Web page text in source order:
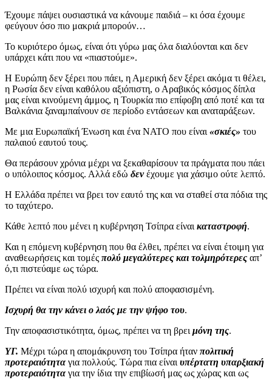
Έχουμε πάψει ουσιαστικά να κάνουμε παιδιά – κι όσα έχουμε
φεύγουν όσο πιο μακριά μπορούν…
Το κυριότερο όμως, είναι ότι γύρω μας όλα διαλύονται και δεν
υπάρχει κάτι που να «πιαστούμε».
Η Ευρώπη δεν ξέρει που πάει, η Αμερική δεν ξέρει ακόμα τι θέλει,
η Ρωσία δεν είναι καθόλου αξιόπιστη, ο Αραβικός κόσμος δίπλα
μας είναι κινούμενη άμμος, η Τουρκία πιο επίφοβη από ποτέ και τα
Βαλκάνια ξαναμπαίνουν σε περίοδο εντάσεων και αναταράξεων.
Με μια Ευρωπαϊκή Ένωση και ένα ΝΑΤΟ που είναι «σκιές» του
παλαιού εαυτού τους.
Θα περάσουν χρόνια μέχρι να ξεκαθαρίσουν τα πράγματα που πάει
ο υπόλοιπος κόσμος. Αλλά εδώ δενέχουμε για χάσιμο ούτε λεπτό.
Η Ελλάδα πρέπει να βρει τον εαυτό της και να σταθεί στα πόδια της
το ταχύτερο.
Κάθε λεπτό που μένει η κυβέρνηση Τσίπρα είναι καταστροφή.
Και η επόμενη κυβέρνηση που θα έλθει, πρέπει να είναι έτοιμη για
αναθεωρήσεις και τομές πολύ μεγαλύτερες και τολμηρότερες απ’
ό,τι πιστεύαμε ως τώρα.
Πρέπει να είναι πολύ ισχυρή και πολύ αποφασισμένη.
Ισχυρή θα την κάνει ο λαός με την ψήφο του.
Την αποφασιστικότητα, όμως, πρέπει να τη βρει μόνη της.
ΥΓ. Μέχρι τώρα η απομάκρυνση του Τσίπρα ήταν πολιτική
προτεραιότητα για πολλούς. Τώρα πια είναι υπέρτατη υπαρξιακή
προτεραιότητα για την ίδια την επιβίωσή μας ως χώρας και ως